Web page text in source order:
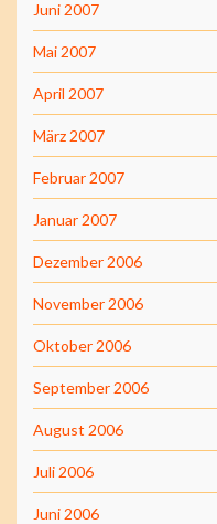
Juni 2007
Mai 2007
April 2007
März 2007
Februar 2007
Januar 2007
Dezember 2006
November 2006
Oktober 2006
September 2006
August 2006
Juli 2006
Juni 2006